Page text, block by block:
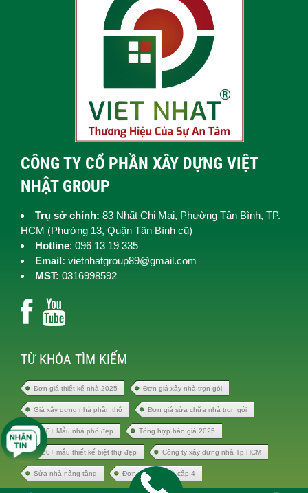
CÔNG TY CỔ PHẦN XÂY DỰNG VIỆT
NHẬT GROUP
Trụ sở chính: 83 Nhất Chi Mai, Phường Tân Bình, TP.
HCM (Phường 13, Quận Tân Bình cũ)
Hotline: 096 13 19 335
Email: vietnhatgroup89@gmail.com
MST: 0316998592
TỪ KHÓA TÌM KIẾM
Đơn giá thiết kế nhà 2025 Đơn giá xây nhà trọn gói
Giá xây dựng nhà phần thô Đơn giá sửa chữa nhà trọn gói
1000+ Mẫu nhà phố đẹp Tổng hợp báo giá 2025
1000+ mẫu thiết kế biệt thự đẹp Công ty xây dựng nhà Tp HCM
Sửa nhà nâng tầng Đơn giá xây nhà cấp 4